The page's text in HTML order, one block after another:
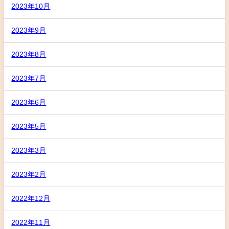
2023年10月
2023年9月
2023年8月
2023年7月
2023年6月
2023年5月
2023年3月
2023年2月
2022年12月
2022年11月